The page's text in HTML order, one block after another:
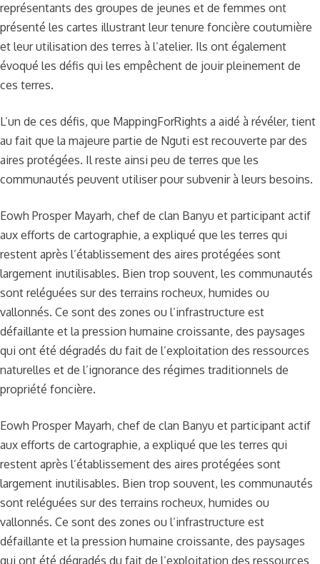
représentants des groupes de jeunes et de femmes ont
présenté les cartes illustrant leur tenure foncière coutumière
et leur utilisation des terres à l’atelier. Ils ont également
évoqué les défis qui les empêchent de jouir pleinement de
ces terres.
L’un de ces défis, que MappingForRights a aidé à révéler, tient
au fait que la majeure partie de Nguti est recouverte par des
aires protégées. Il reste ainsi peu de terres que les
communautés peuvent utiliser pour subvenir à leurs besoins.
Eowh Prosper Mayarh, chef de clan Banyu et participant actif
aux efforts de cartographie, a expliqué que les terres qui
restent après l’établissement des aires protégées sont
largement inutilisables. Bien trop souvent, les communautés
sont reléguées sur des terrains rocheux, humides ou
vallonnés. Ce sont des zones ou l’infrastructure est
défaillante et la pression humaine croissante, des paysages
qui ont été dégradés du fait de l’exploitation des ressources
naturelles et de l’ignorance des régimes traditionnels de
propriété foncière.
Eowh Prosper Mayarh, chef de clan Banyu et participant actif
aux efforts de cartographie, a expliqué que les terres qui
restent après l’établissement des aires protégées sont
largement inutilisables. Bien trop souvent, les communautés
sont reléguées sur des terrains rocheux, humides ou
vallonnés. Ce sont des zones ou l’infrastructure est
défaillante et la pression humaine croissante, des paysages
qui ont été dégradés du fait de l’exploitation des ressources